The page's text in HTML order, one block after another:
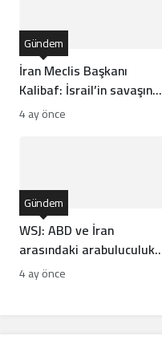
İran Meclis Başkanı
Kalibaf: İsrail’in savaşına
kararlı yanıt vereceğiz
Gündem
4 ay önce
WSJ: ABD ve İran
arasındaki arabuluculuk
çabaları çıkmaza girdi
Gündem
4 ay önce